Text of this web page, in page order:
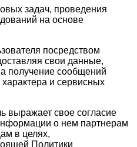
задач, проведения
на основе
посредством
свои данные,
получение сообщений
и сервисных
выражает свое согласие
о нем партнерам
в целях,
Политики